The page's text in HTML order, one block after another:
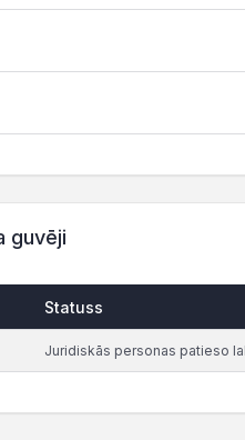
guvēji
Statuss
Juridiskās personas patieso